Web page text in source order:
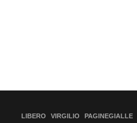
LIBERO VIRGILIO PAGINEGIALLE